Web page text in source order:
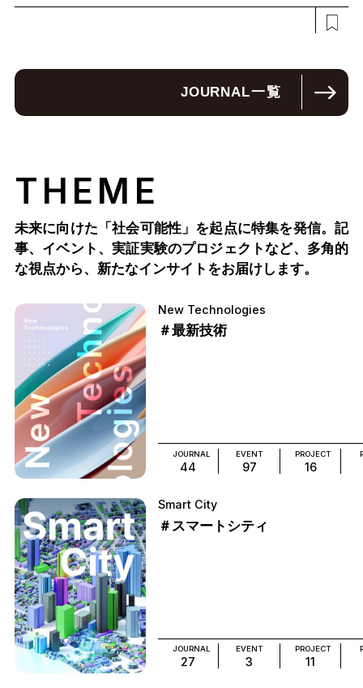
JOURNAL一覧
THEME
未来に向けた「社会可能性」を起点に特集を発信。記
事、イベント、実証実験のプロジェクトなど、多角的
な視点から、新たなインサイトをお届けします。
New Technologies
＃最新技術
JOURNAL
44
EVENT
97
PROJECT
16
Smart City
＃スマートシティ
JOURNAL
27
EVENT
3
PROJECT
11